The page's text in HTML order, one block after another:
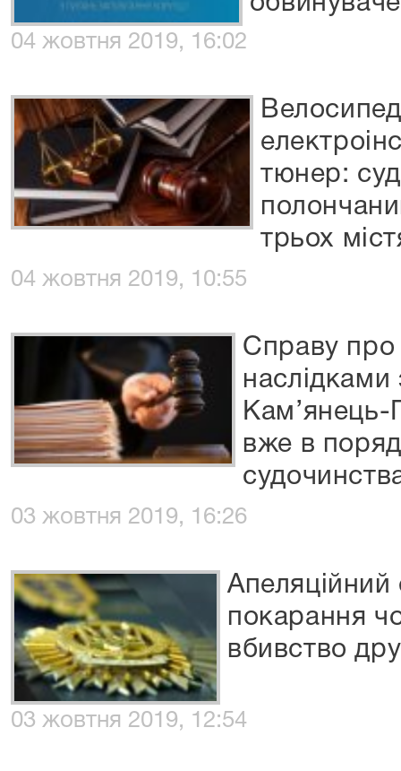
04 жовтня 2019, 16:02
тюнер:
трьох
04 жовтня 2019, 10:55
Справу
наслідками
Кам’янець-
вже в
03 жовтня 2019, 16:26
Апеляційний
покарання
вбивство
03 жовтня 2019, 12:54